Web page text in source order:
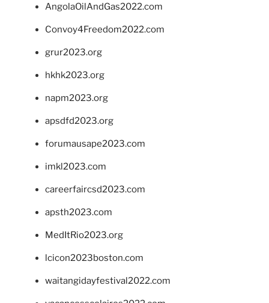
AngolaOilAndGas2022.com
Convoy4Freedom2022.com
grur2023.org
hkhk2023.org
napm2023.org
apsdfd2023.org
forumausape2023.com
imkl2023.com
careerfaircsd2023.com
apsth2023.com
MedItRio2023.org
lcicon2023boston.com
waitangidayfestival2022.com